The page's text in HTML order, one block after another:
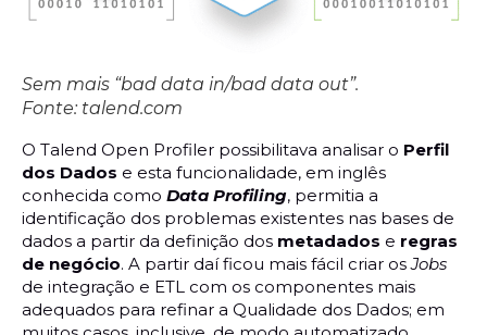
Sem mais “bad data in/bad data out”.
Fonte: talend.com
O Talend Open Profiler possibilitava analisar o Perfil
dos Dados e esta funcionalidade, em inglês
conhecida como Data Profiling, permitia a
identificação dos problemas existentes nas bases de
dados a partir da definição dos metadados e regras
de negócio. A partir daí ficou mais fácil criar osJobs
de integração e ETL com os componentes mais
adequados para refinar a Qualidade dos Dados; em